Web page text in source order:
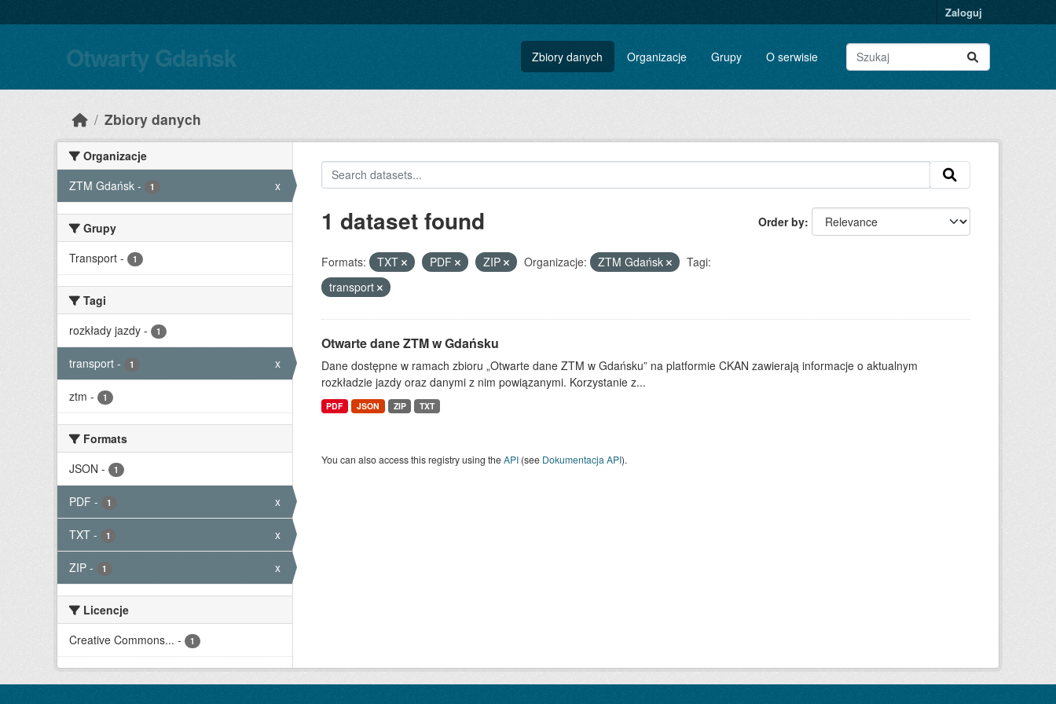
Zaloguj
Otwarty Gdańsk Zbiory danych Organizacje Grupy O serwisie
Zbiory danych
Organizacje
ZTM Gdańsk - 1 x
Grupy
Transport - 1
Tagi
rozkłady jazdy - 1
transport - 1 x
ztm - 1
Formats
JSON - 1
PDF - 1 x
TXT - 1 x
ZIP - 1 x
Licencje
Creative Commons... - 1
Order by
1 dataset found
Formats: TXT PDF ZIP Organizacje: ZTM Gdańsk
Tagi:
transport
Otwarte dane ZTM w Gdańsku
Dane dostępne w ramach zbioru „Otwarte dane ZTM w Gdańsku” na platformie CKAN zawierają informacje o aktualnym
rozkładzie jazdy oraz danymi z nim powiązanymi. Korzystanie z...
PDF JSON ZIP TXT
You can also access this registry using theAPI(see Dokumentacja API).